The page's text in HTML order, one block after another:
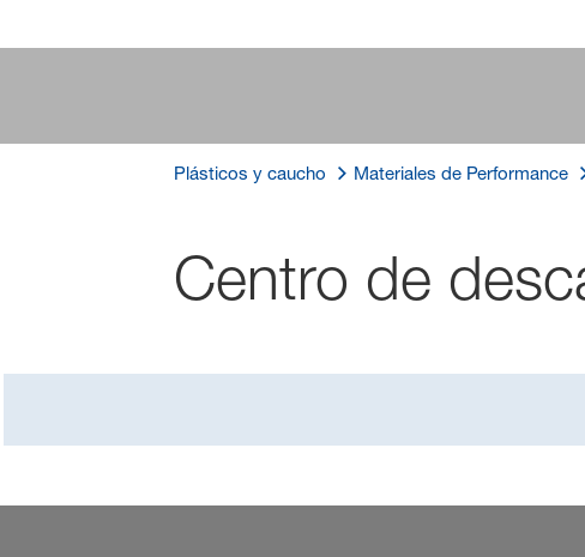
Plásticos y caucho Materiales de Performance
Centro de